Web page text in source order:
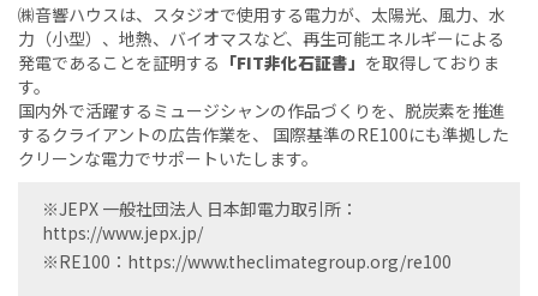
㈱音響ハウスは、スタジオで使用する電力が、太陽光、風力、水
力（小型）、地熱、バイオマスなど、再生可能エネルギーによる
発電であることを証明する 「FIT非化石証書」 を取得しておりま
す。
国内外で活躍するミュージシャンの作品づくりを、脱炭素を推進
するクライアントの広告作業を、 国際基準のRE100にも準拠した
クリーンな電力でサポートいたします。
※JEPX 一般社団法人 日本卸電力取引所：
https://www.jepx.jp/
※RE100： https://www.theclimategroup.org/re100